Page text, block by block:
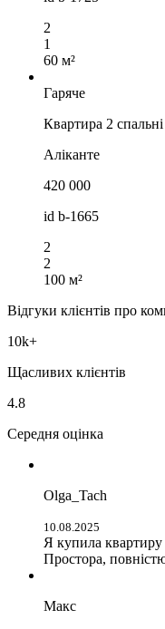
2
1
60 м²
Гаряче
Квартира 2
Аліканте
420 000
id b-1665
2
2
100 м²
Відгуки клієнтів про
10k+
Щасливих клієнтів
4.8
Середня оцінка
Olga_Tach
10.08.2025
Я купила квартиру
Простора,
Макс